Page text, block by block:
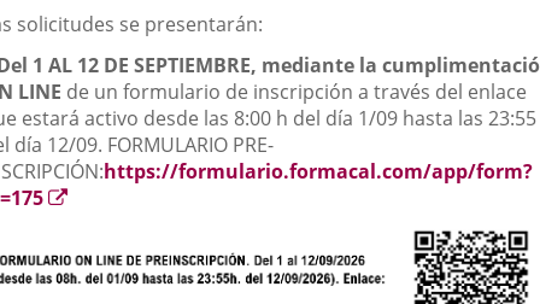
solicitudes se presentarán:
1 AL 12 DE SEPTIEMBRE, mediante la
LINE de un formulario de inscripción a través del enlace
estará activo desde las 8:00 h del día 1/09 hasta las
día 12/09. FORMULARIO PRE-
https://formulario.formacal.com/app/form?